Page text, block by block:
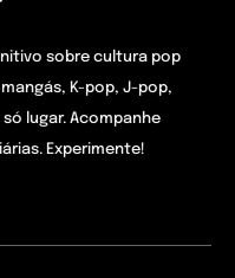
sobre cultura pop
K-pop, J-pop,
lugar. Acompanhe
Experimente!